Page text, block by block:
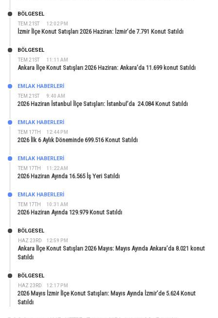
TEM 21ST 12:02 PM
BÖLGESEL
İzmir İlçe Konut Satışları 2026 Haziran: İzmir’de 7.791 Konut Satıldı
TEM 21ST 11:11 AM
BÖLGESEL
Ankara İlçe Konut Satışları 2026 Haziran: Ankara’da 11.699 konut Satıldı
TEM 21ST 9:40 AM
EMLAK HABERLERI
2026 Haziran İstanbul İlçe Satışları: İstanbul’da 24.084 Konut Satıldı
TEM 17TH 12:44 PM
EMLAK HABERLERI
2026 İlk 6 Aylık Döneminde 699.516 Konut Satıldı
TEM 17TH 11:22 AM
EMLAK HABERLERI
2026 Haziran Ayında 16.565 İş Yeri Satıldı
TEM 17TH 10:31 AM
EMLAK HABERLERI
2026 Haziran Ayında 129.979 Konut Satıldı
HAZ 23RD 12:59 PM
BÖLGESEL
Ankara İlçe Konut Satışları 2026 Mayıs: Mayıs Ayında Ankara’da 8.021 konut
Satıldı
HAZ 23RD 12:17 PM
BÖLGESEL
2026 Mayıs İzmir İlçe Konut Satışları: Mayıs Ayında İzmir’de 5.624 Konut
Satıldı